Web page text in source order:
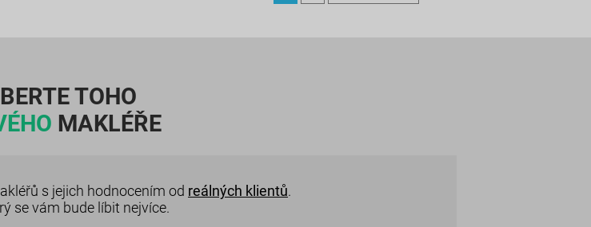
TOHO
MAKLÉŘE
s jejich hodnocením od reálných klientů.
se vám bude líbit nejvíce.